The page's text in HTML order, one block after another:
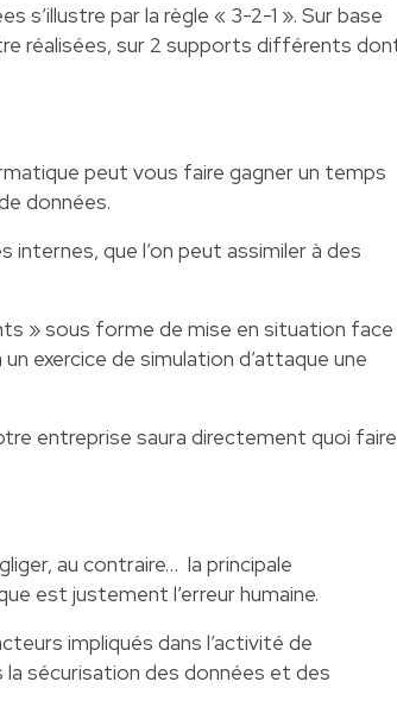
s’illustre par la règle « 3-2-1 ». Sur base
réalisées, sur 2 supports différents
peut vous faire gagner un temps
données.
internes, que l’on peut assimiler à des
» sous forme de mise en situation face
exercice de simulation d’attaque une
entreprise saura directement quoi faire
au contraire… la principale
est justement l’erreur humaine.
impliqués dans l’activité de
sécurisation des données et des